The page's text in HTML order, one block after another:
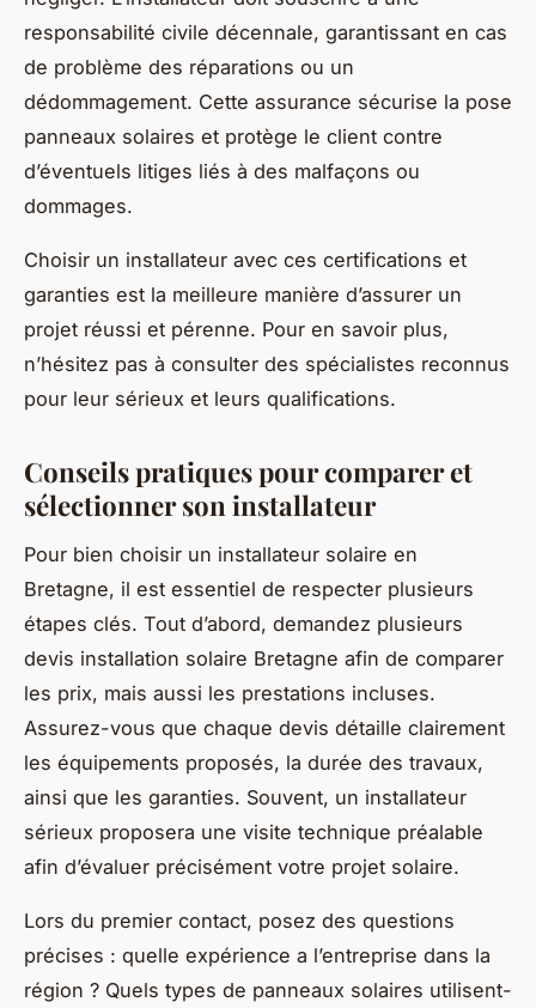
responsabilité civile décennale, garantissant en cas
de problème des réparations ou un
dédommagement. Cette assurance sécurise la pose
panneaux solaires et protège le client contre
d’éventuels litiges liés à des malfaçons ou
dommages.
Choisir un installateur avec ces certifications et
garanties est la meilleure manière d’assurer un
projet réussi et pérenne. Pour en savoir plus,
n’hésitez pas à consulter des spécialistes reconnus
pour leur sérieux et leurs qualifications.
Conseils pratiques pour comparer et
sélectionner son installateur
Pour bien choisir un installateur solaire en
Bretagne, il est essentiel de respecter plusieurs
étapes clés. Tout d’abord, demandez plusieurs
devis installation solaire Bretagne afin de comparer
les prix, mais aussi les prestations incluses.
Assurez-vous que chaque devis détaille clairement
les équipements proposés, la durée des travaux,
ainsi que les garanties. Souvent, un installateur
sérieux proposera une visite technique préalable
afin d’évaluer précisément votre projet solaire.
Lors du premier contact, posez des questions
précises : quelle expérience a l’entreprise dans la
région ? Quels types de panneaux solaires utilisent-